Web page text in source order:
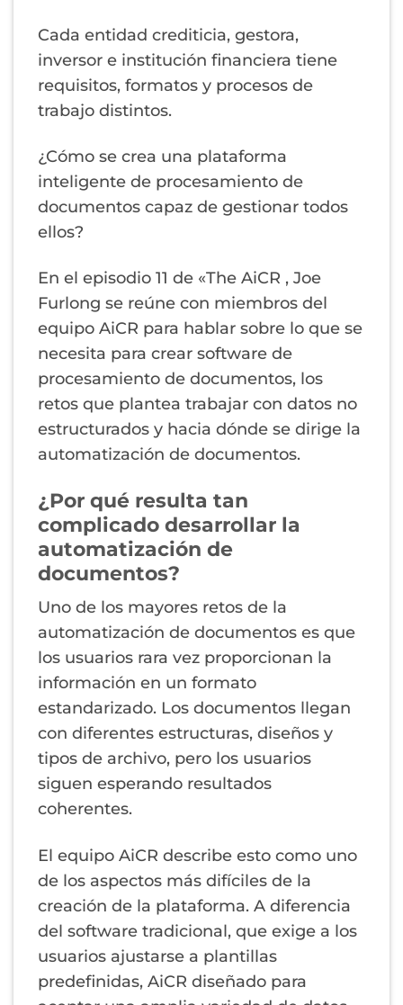
Cada entidad crediticia, gestora,
inversor e institución financiera tiene
requisitos, formatos y procesos de
trabajo distintos.
¿Cómo se crea una plataforma
inteligente de procesamiento de
documentos capaz de gestionar todos
ellos?
En el episodio 11 de «The AiCR , Joe
Furlong se reúne con miembros del
equipo AiCR para hablar sobre lo que se
necesita para crear software de
procesamiento de documentos, los
retos que plantea trabajar con datos no
estructurados y hacia dónde se dirige la
automatización de documentos.
¿Por qué resulta tan
complicado desarrollar la
automatización de
documentos?
Uno de los mayores retos de la
automatización de documentos es que
los usuarios rara vez proporcionan la
información en un formato
estandarizado. Los documentos llegan
con diferentes estructuras, diseños y
tipos de archivo, pero los usuarios
siguen esperando resultados
coherentes.
El equipo AiCR describe esto como uno
de los aspectos más difíciles de la
creación de la plataforma. A diferencia
del software tradicional, que exige a los
usuarios ajustarse a plantillas
predefinidas, AiCR diseñado para